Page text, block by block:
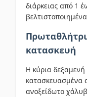
διάρκειας από 1
κατασκευή
Η κύρια δεξαμενή
κατασκευασμένα
ανοξείδωτο